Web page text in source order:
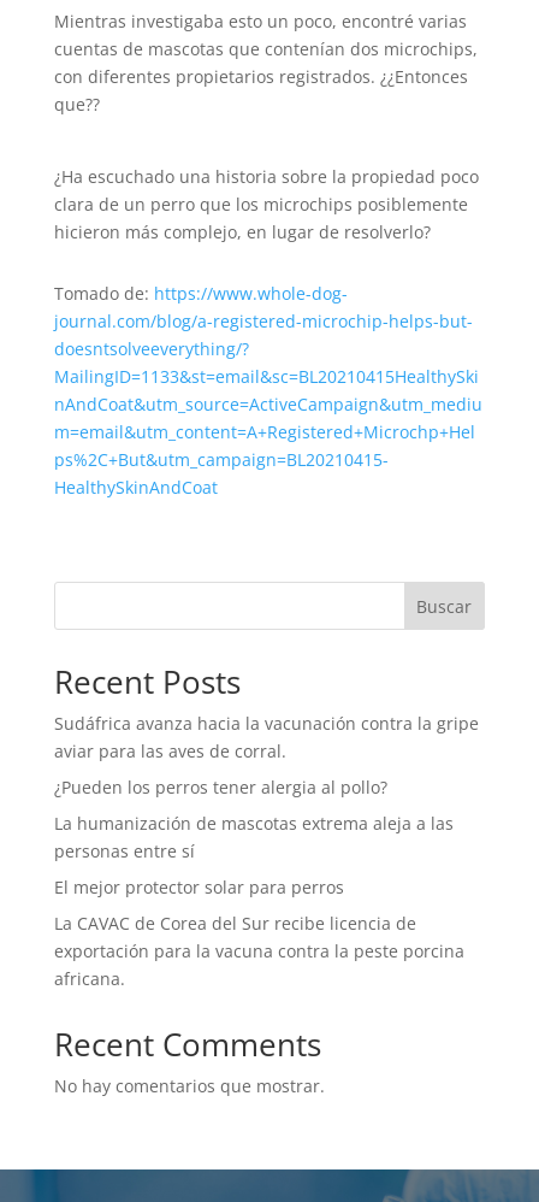
Mientras investigaba esto un poco, encontré varias
cuentas de mascotas que contenían dos microchips,
con diferentes propietarios registrados. ¿¿Entonces
que??
¿Ha escuchado una historia sobre la propiedad poco
clara de un perro que los microchips posiblemente
hicieron más complejo, en lugar de resolverlo?
Tomado de: https://www.whole-dog-
journal.com/blog/a-registered-microchip-helps-but-
doesntsolveeverything/?
MailingID=1133&st=email&sc=BL20210415HealthySki
nAndCoat&utm_source=ActiveCampaign&utm_mediu
m=email&utm_content=A+Registered+Microchp+Hel
ps%2C+But&utm_campaign=BL20210415-
HealthySkinAndCoat
Buscar
Recent Posts
Sudáfrica avanza hacia la vacunación contra la gripe
aviar para las aves de corral.
¿Pueden los perros tener alergia al pollo?
La humanización de mascotas extrema aleja a las
personas entre sí
El mejor protector solar para perros
La CAVAC de Corea del Sur recibe licencia de
exportación para la vacuna contra la peste porcina
africana.
Recent Comments
No hay comentarios que mostrar.